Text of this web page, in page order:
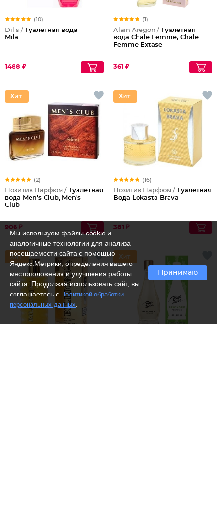
(10)
Dilis / Туалетная вода
Mila
1488 ₽
(1)
Alain Aregon / Туалетная
вода Chale Femme, Chale
Femme Extase
361 ₽
(2)
Позитив Парфюм / Туалетная
вода Men's Club, Men's
Club
906 ₽
(16)
Позитив Парфюм / Туалетная
Вода Lokasta Brava
381 ₽
Мы используем файлы cookie и
аналогичные технологии для анализа
посещаемости сайта с помощью
Яндекс.Метрики, определения вашего
местоположения и улучшения работы
сайта. Продолжая использовать сайт, вы
соглашаетесь с Политикой обработки
персональных данных
Принимаю